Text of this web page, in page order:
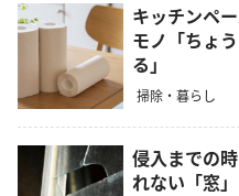
キッチンペ
モノ「ちょ
る」
掃除・暮らし
侵入までの
れない「窓